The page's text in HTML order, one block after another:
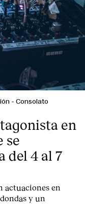
- Consolato
en
se
del 4 al 7
actuaciones en
y un